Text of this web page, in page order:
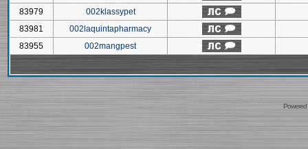
83979
002klassypet
83981
002laquintapharmacy
83955
002mangpest